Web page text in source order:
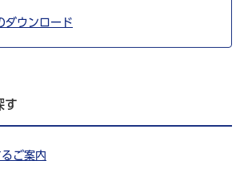
ダウンロード
す
ご案内